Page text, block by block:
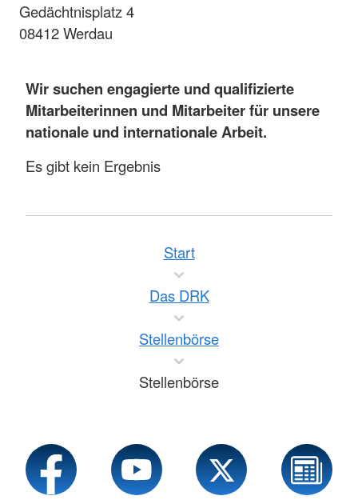
Gedächtnisplatz 4
08412 Werdau
Wir suchen engagierte und qualifizierte
Mitarbeiterinnen und Mitarbeiter für unsere
nationale und internationale Arbeit.
Es gibt kein Ergebnis
Start
Das DRK
Stellenbörse
Stellenbörse